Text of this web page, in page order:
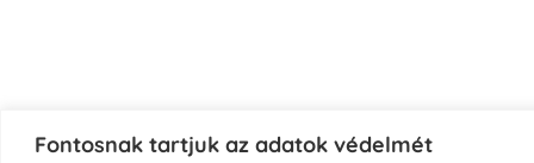
Fontosnak tartjuk az adatok védelmét